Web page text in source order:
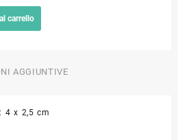
carrello
AGGIUNTIVE
: 4 x 2,5 cm